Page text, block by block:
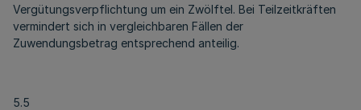
Vergütungsverpflichtung um ein Zwölftel. Bei Teilzeitkräften
vermindert sich in vergleichbaren Fällen der
Zuwendungsbetrag entsprechend anteilig.
5.5